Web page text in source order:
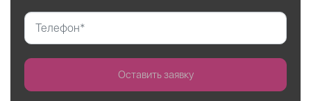
Оставить заявку